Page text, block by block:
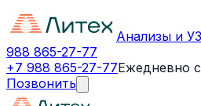
Анализы и
988 865-27-77
+7 988 865-27-77Ежедневно
Позвонить